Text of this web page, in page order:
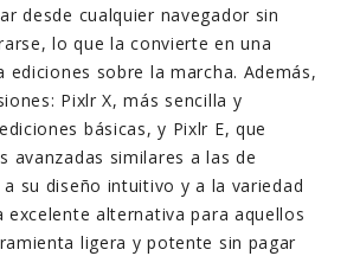
desde cualquier navegador sin
lo que la convierte en una
ediciones sobre la marcha. Además,
Pixlr X, más sencilla y
básicas, y Pixlr E, que
avanzadas similares a las de
su diseño intuitivo y a la variedad
excelente alternativa para aquellos
ligera y potente sin pagar